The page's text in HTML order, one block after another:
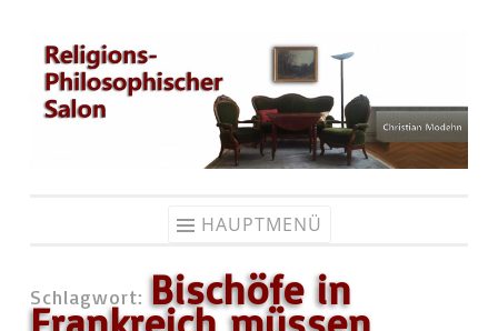
Zum
Inhalt
springen
HAUPTMENÜ
Schlagwort: Bischöfe in